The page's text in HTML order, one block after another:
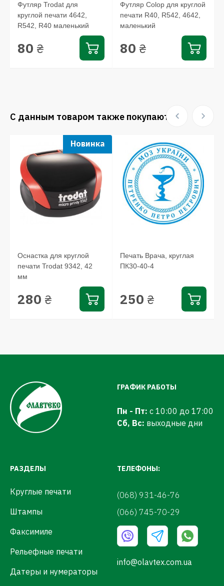
Футляр Trodat для
круглой печати 4642,
R542, R40 маленький
80 ₴
Футляр Colop для круглой
печати R40, R542, 4642,
маленький
80 ₴
С данным товаром также покупают:
Новинка
Оснастка для круглой
печати Trodat 9342, 42
мм
280 ₴
Печать Врача, круглая
ПК30-40-4
250 ₴
ГРАФИК РАБОТЫ
Пн - Пт: с 10:00 до 17:00
Сб, Вс: выходные дни
РАЗДЕЛЫ
Круглые печати
Штампы
Факсимиле
Рельефные печати
Датеры и нумераторы
ТЕЛЕФОНЫ:
(068) 931-46-76
(066) 745-70-29
info@olavtex.com.ua